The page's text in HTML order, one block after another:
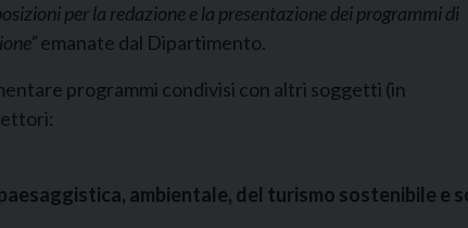
per la redazione e la presentazione dei programmi di
emanate dal Dipartimento.
programmi condivisi con altri soggetti (in
ambientale, del turismo sostenibile e